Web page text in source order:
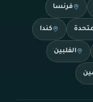
فرنسا
كندا
الفلبين